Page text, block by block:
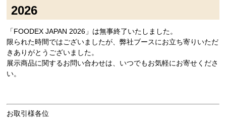
2026
「FOODEX JAPAN 2026」は無事終了いたしました。
限られた時間ではございましたが、弊社ブースにお立ち寄りいただ
きありがとうございました。
展示商品に関するお問い合わせは、いつでもお気軽にお寄せくださ
い。
お取引様各位